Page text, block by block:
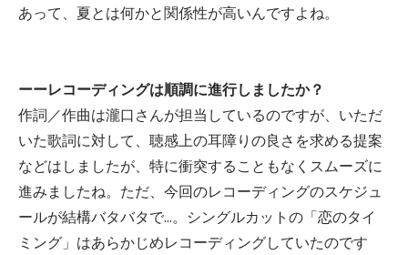
あって、夏とは何かと関係性が高いんですよね。
ーーレコーディングは順調に進行しましたか？
作詞／作曲は瀧口さんが担当しているのですが、いただ
いた歌詞に対して、聴感上の耳障りの良さを求める提案
などはしましたが、特に衝突することもなくスムーズに
進みましたね。ただ、今回のレコーディングのスケジュ
ールが結構バタバタで…。シングルカットの「恋のタイ
ミング」はあらかじめレコーディングしていたのです